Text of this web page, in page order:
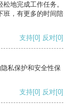
地完成工作任务。
班，有更多的时间陪
支持[0] 反对[0]
私保护和安全性保
支持[0] 反对[0]